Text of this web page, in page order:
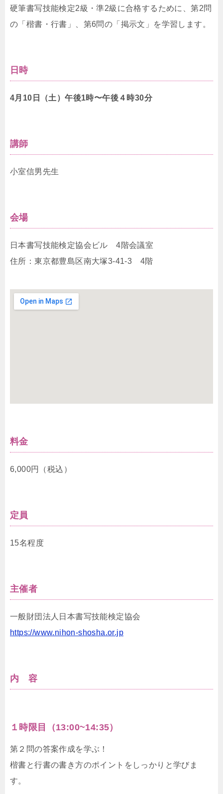
硬筆書写技能検定2級・準2級に合格するために、第2問
の「楷書・行書」、第6問の「掲示文」を学習します。
日時
4月10日（土）午後1時〜午後４時30分
講師
小室信男先生
会場
日本書写技能検定協会ビル 4階会議室
住所：東京都豊島区南大塚3-41-3 4階
料金
6,000円（税込）
定員
15名程度
主催者
一般財団法人日本書写技能検定協会
https://www.nihon-shosha.or.jp
内 容
１時限目（13:00~14:35）
第２問の答案作成を学ぶ！
楷書と行書の書き方のポイントをしっかりと学びま
す。